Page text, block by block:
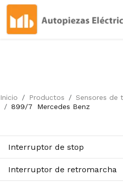
Inicio Productos
Sensores de
899/7
Mercedes Benz
Interruptor de stop
Interruptor de retromarcha